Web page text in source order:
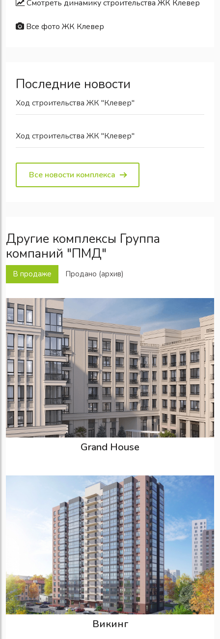
Смотреть динамику строительства ЖК Клевер
Все фото ЖК Клевер
Последние новости
Ход строительства ЖК "Клевер"
Ход строительства ЖК "Клевер"
Все новости комплекса
Другие комплексы Группа
компаний "ПМД"
В продаже Продано (архив)
Grand House
Викинг